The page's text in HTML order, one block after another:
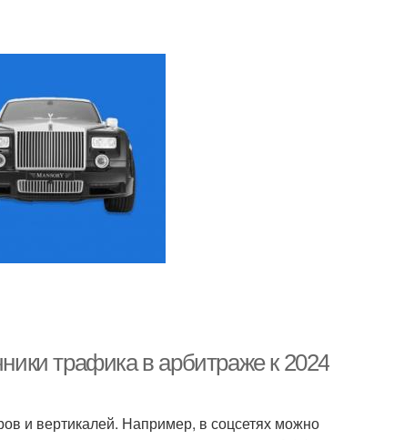
трафика в арбитраже к 2024
и вертикалей. Например, в соцсетях можно